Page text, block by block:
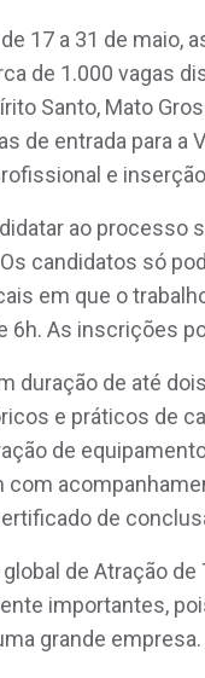
17 a 31 de maio,
de 1.000 vagas
Santo, Mato
de entrada para a
e
ao processo
candidatos só
em que o
6h. As inscrições
duração de até
e práticos de
de
com
de
de Atração
importantes,
grande empresa.